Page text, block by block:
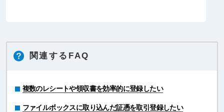
関連するFAQ
複数のレシートや領収書を効率的に登録したい
ファイルボックスに取り込んだ証憑を取引登録したい